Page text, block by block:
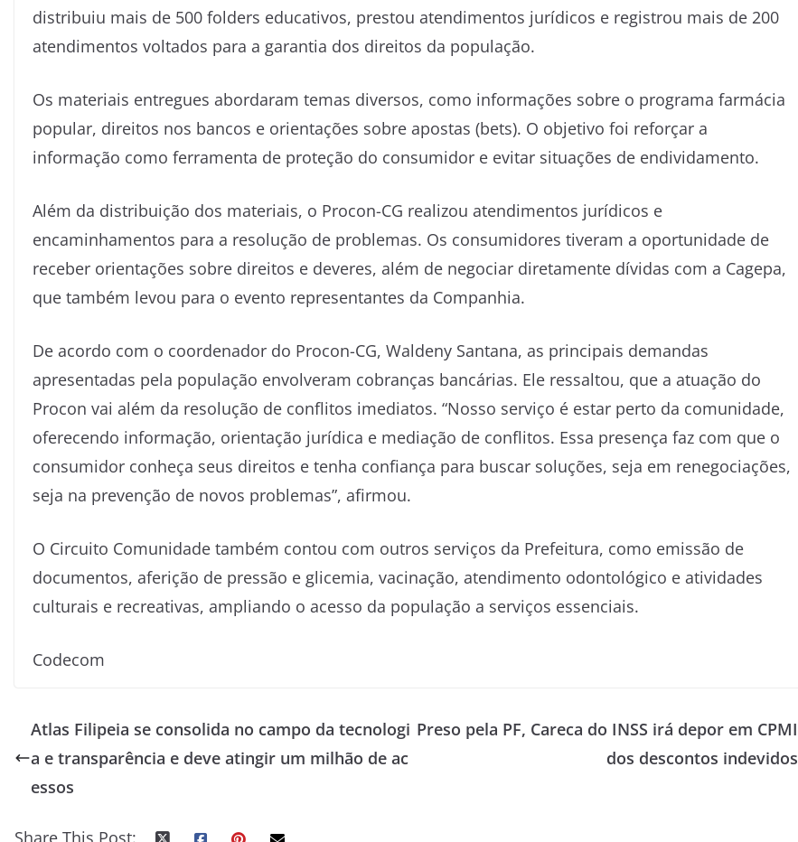
distribuiu mais de 500 folders educativos, prestou atendimentos jurídicos e registrou mais de 200
atendimentos voltados para a garantia dos direitos da população.
Os materiais entregues abordaram temas diversos, como informações sobre o programa farmácia
popular, direitos nos bancos e orientações sobre apostas (bets). O objetivo foi reforçar a
informação como ferramenta de proteção do consumidor e evitar situações de endividamento.
Além da distribuição dos materiais, o Procon-CG realizou atendimentos jurídicos e
encaminhamentos para a resolução de problemas. Os consumidores tiveram a oportunidade de
receber orientações sobre direitos e deveres, além de negociar diretamente dívidas com a Cagepa,
que também levou para o evento representantes da Companhia.
De acordo com o coordenador do Procon-CG, Waldeny Santana, as principais demandas
apresentadas pela população envolveram cobranças bancárias. Ele ressaltou, que a atuação do
Procon vai além da resolução de conflitos imediatos. “Nosso serviço é estar perto da comunidade,
oferecendo informação, orientação jurídica e mediação de conflitos. Essa presença faz com que o
consumidor conheça seus direitos e tenha confiança para buscar soluções, seja em renegociações,
seja na prevenção de novos problemas”, afirmou.
O Circuito Comunidade também contou com outros serviços da Prefeitura, como emissão de
documentos, aferição de pressão e glicemia, vacinação, atendimento odontológico e atividades
culturais e recreativas, ampliando o acesso da população a serviços essenciais.
Codecom
Atlas Filipeia se consolida no campo da tecnologi
a e transparência e deve atingir um milhão de ac
essos
Preso pela PF, Careca do INSS irá depor em CPMI
dos descontos indevidos
Share This Post: